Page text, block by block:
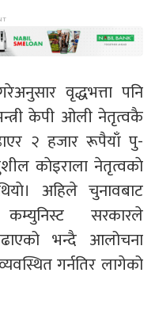
वृद्धभत्ता पनि
केपी ओली नेतृत्वकै
२ हजार रूपैयाँ पु-
काेइराला नेतृत्वकाे
अहिले चुनावबाट
सरकारले
भन्दै आलोचना
गर्नतिर लागेको